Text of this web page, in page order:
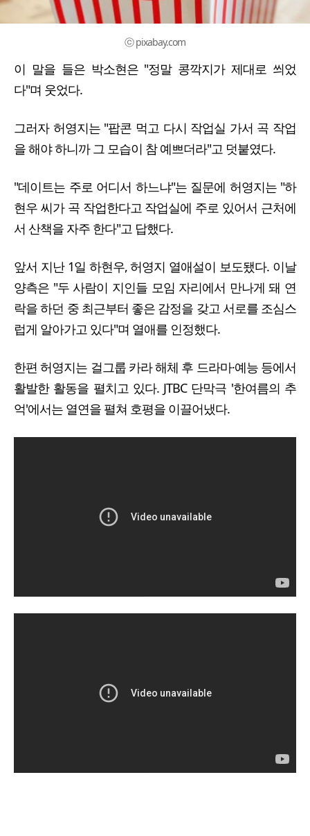
ⓒ pixabay.com
이 말을 들은 박소현은 "정말 콩깍지가 제대로 씌었
다"며 웃었다.
그러자 허영지는 "팝콘 먹고 다시 작업실 가서 곡 작업
을 해야 하니까 그 모습이 참 예쁘더라"고 덧붙였다.
"데이트는 주로 어디서 하느냐"는 질문에 허영지는 "하
현우 씨가 곡 작업한다고 작업실에 주로 있어서 근처에
서 산책을 자주 한다"고 답했다.
앞서 지난 1일 하현우, 허영지 열애설이 보도됐다. 이날
양측은 "두 사람이 지인들 모임 자리에서 만나게 돼 연
락을 하던 중 최근부터 좋은 감정을 갖고 서로를 조심스
럽게 알아가고 있다"며 열애를 인정했다.
한편 허영지는 걸그룹 카라 해체 후 드라마·예능 등에서
활발한 활동을 펼치고 있다. JTBC 단막극 '한여름의 추
억'에서는 열연을 펼쳐 호평을 이끌어냈다.